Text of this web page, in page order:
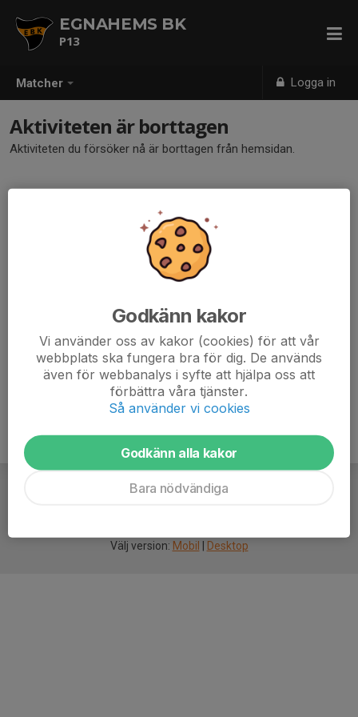
Matcher Logga in
EGNAHEMS BK
P13
Aktiviteten är borttagen
Aktiviteten du försöker nå är borttagen från hemsidan.
Välj version: Mobil Desktop
Godkänn kakor
Vi använder oss av kakor (cookies) för att vår
webbplats ska fungera bra för dig. De används
även för webbanalys i syfte att hjälpa oss att
förbättra våra tjänster.
Så använder vi cookies
Godkänn alla kakor
Bara nödvändiga